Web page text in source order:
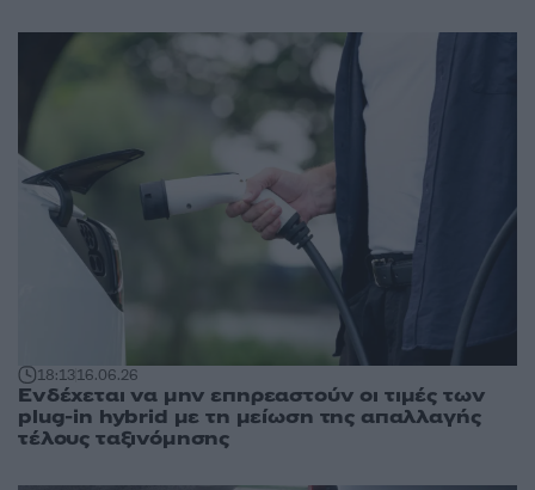
18:1316.06.26
Ενδέχεται να μην επηρεαστούν οι τιμές των
plug-in hybrid με τη μείωση της απαλλαγής
τέλους ταξινόμησης